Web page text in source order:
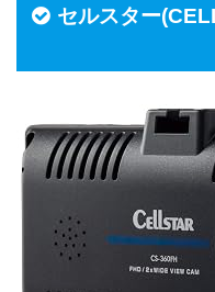
セルスター